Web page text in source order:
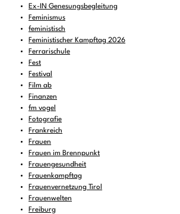
Ex-IN Genesungsbegleitung
Feminismus
feministisch
Feministischer Kampftag 2026
Ferrarischule
Fest
Festival
Film ab
Finanzen
fm vogel
Fotografie
Frankreich
Frauen
Frauen im Brennpunkt
Frauengesundheit
Frauenkampftag
Frauenvernetzung Tirol
Frauenwelten
Freiburg